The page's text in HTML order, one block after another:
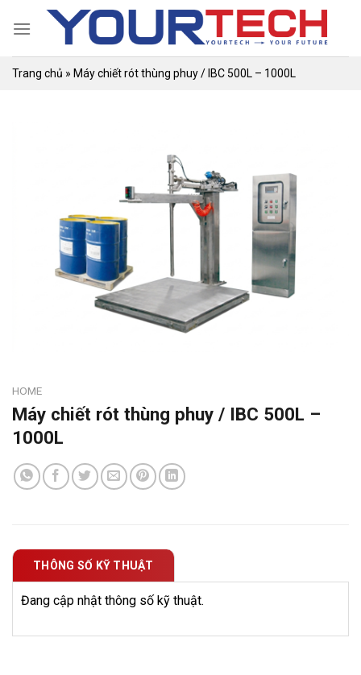
Trang chủ » Máy chiết rót thùng phuy / IBC 500L – 1000L
HOME
Máy chiết rót thùng phuy / IBC 500L –
1000L
THÔNG SỐ KỸ THUẬT
Đang cập nhật thông số kỹ thuật.